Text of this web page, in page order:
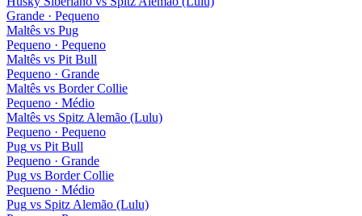
Grande · Pequeno
Maltês vs Pug
Pequeno · Pequeno
Maltês vs Pit Bull
Pequeno · Grande
Maltês vs Border Collie
Pequeno · Médio
Maltês vs Spitz Alemão (Lulu)
Pequeno · Pequeno
Pug vs Pit Bull
Pequeno · Grande
Pug vs Border Collie
Pequeno · Médio
Pug vs Spitz Alemão (Lulu)